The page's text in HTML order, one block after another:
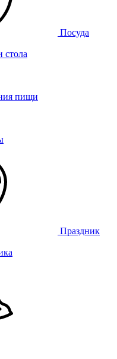
Посуда
стола
пищи
Праздник